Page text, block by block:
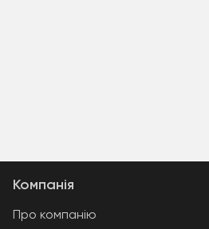
Компанія
Про компанію